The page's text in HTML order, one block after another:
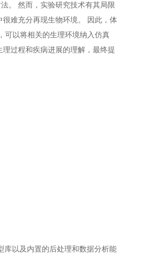
。 然而，实验研究技术有其局限
难充分再现生物环境。 因此，体
可以将相关的生理环境纳入仿真
过程和疾病进展的理解，最终提
库以及内置的后处理和数据分析能